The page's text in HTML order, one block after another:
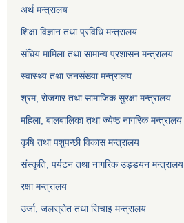
अर्थ मन्त्रालय
शिक्षा विज्ञान तथा प्रविधि मन्त्रालय
संघिय मामिला तथा सामान्य प्रशासन मन्त्रालय
स्वास्थ्य तथा जनसंख्या मन्त्रालय
श्रम, रोजगार तथा सामाजिक सुरक्षा मन्त्रालय
महिला, बालबालिका तथा ज्येष्ठ नागरिक मन्त्रालय
कृषि तथा पशुपन्छी विकास मन्त्रालय
संस्कृति, पर्यटन तथा नागरिक उड्डयन मन्त्रालय
रक्षा मन्त्रालय
उर्जा, जलस्रोत तथा सिचाइ मन्त्रालय